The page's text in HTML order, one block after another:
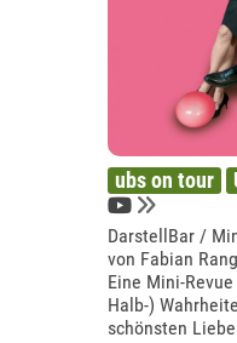
ubs on tour
DarstellBar /
von Fabian
Eine Mini-
Halb-)
schönsten